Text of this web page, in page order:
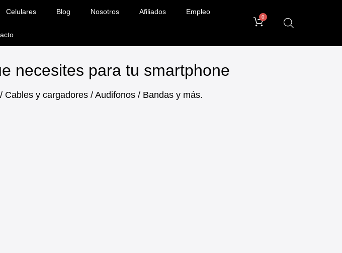
Celulares Blog Nosotros Afiliados Empleo
0
necesites para tu smartphone
y cargadores / Audifonos / Bandas y más.